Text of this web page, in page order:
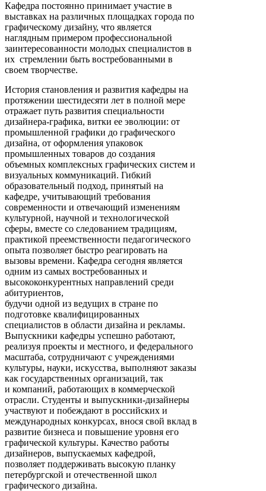
Кафедра постоянно принимает участие в
выставках на различных площадках города по
графическому дизайну, что является
наглядным примером профессиональной
заинтересованности молодых специалистов в
их стремлении быть востребованными в
своем творчестве.
История становления и развития кафедры на
протяжении шестидесяти лет в полной мере
отражает путь развития специальности
дизайнера-графика, витки ее эволюции: от
промышленной графики до графического
дизайна, от оформления упаковок
промышленных товаров до создания
объемных комплексных графических систем и
визуальных коммуникаций. Гибкий
образовательный подход, принятый на
кафедре, учитывающий требования
современности и отвечающий изменениям
культурной, научной и технологической
сферы, вместе со следованием традициям,
практикой преемственности педагогического
опыта позволяет быстро реагировать на
вызовы времени. Кафедра сегодня является
одним из самых востребованных и
высококонкурентных направлений среди
абитуриентов,
будучи одной из ведущих в стране по
подготовке квалифицированных
специалистов в области дизайна и рекламы.
Выпускники кафедры успешно работают,
реализуя проекты и местного, и федерального
масштаба, сотрудничают с учреждениями
культуры, науки, искусства, выполняют заказы
как государственных организаций, так
и компаний, работающих в коммерческой
отрасли. Студенты и выпускники-дизайнеры
участвуют и побеждают в российских и
международных конкурсах, внося свой вклад в
развитие бизнеса и повышение уровня его
графической культуры. Качество работы
дизайнеров, выпускаемых кафедрой,
позволяет поддерживать высокую планку
петербургской и отечественной школ
графического дизайна.